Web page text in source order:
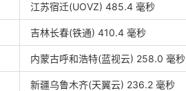
江苏宿迁(UOVZ) 485.4 毫秒
吉林长春(铁通) 410.4 毫秒
内蒙古呼和浩特(蓝视云) 258.0 毫秒
新疆乌鲁木齐(天翼云) 236.2 毫秒